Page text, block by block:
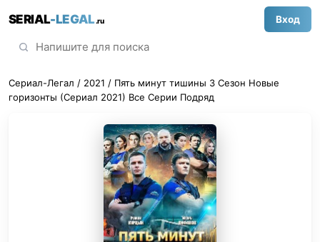
SERIAL-LEGAL.ru Вход
Сериал-Легал / 2021 / Пять минут тишины 3 Сезон Новые
горизонты (Сериал 2021) Все Серии Подряд